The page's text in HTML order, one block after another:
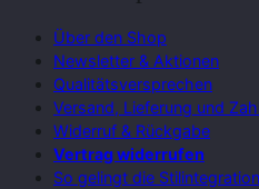
Über den Shop
Newsletter & Aktionen
Qualitätsversprechen
Versand, Lieferung und
Widerruf & Rückgabe
Vertrag widerrufen
So gelingt die Stilintegration